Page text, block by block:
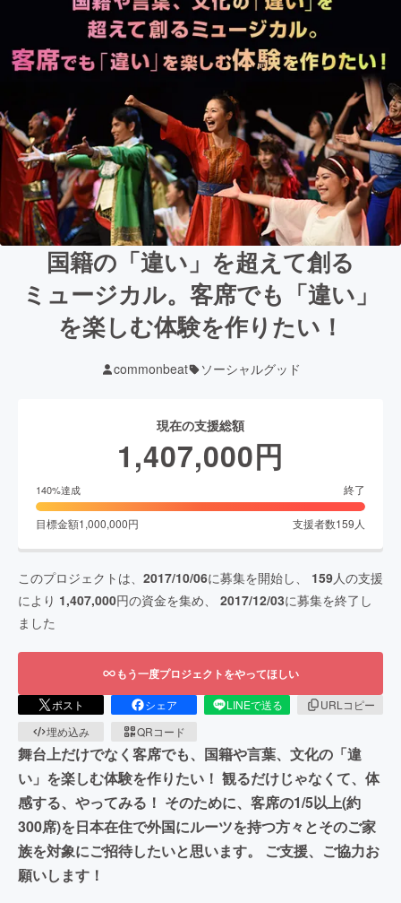
国籍の「違い」を超えて創る
ミュージカル。客席でも「違い」
を楽しむ体験を作りたい！
commonbeat ソーシャルグッド
現在の支援総額
1,407,000円
140%達成 終了
目標金額1,000,000円 支援者数159 人
このプロジェクトは、 2017/10/06に募集を開始し、 159人の支援
により 1,407,000円の資金を集め、 2017/12/03に募集を終了し
ました
もう一度プロジェクトをやってほしい
ポスト シェア LINEで送る
URLコピー
埋め込み
QRコード
舞台上だけでなく客席でも、国籍や言葉、文化の「違
い」を楽しむ体験を作りたい！ 観るだけじゃなくて、体
感する、やってみる！ そのために、客席の1/5以上(約
300席)を日本在住で外国にルーツを持つ方々とそのご家
族を対象にご招待したいと思います。 ご支援、ご協力お
願いします！